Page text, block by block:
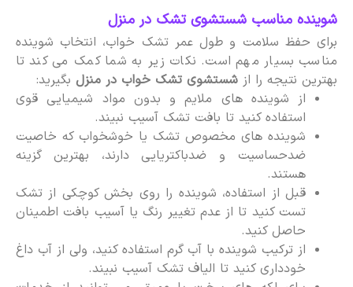
شوینده مناسب شستشوی تشک در منزل
برای حفظ سلامت و طول عمر تشک خواب، انتخاب شوینده
مناسب بسیار مهم است. نکات زیر به شما کمک می کند تا
بهترین نتیجه را از شستشوی تشک خواب در منزلبگیرید:
از شوینده های ملایم و بدون مواد شیمیایی قوی
استفاده کنید تا بافت تشک آسیب نبیند.
شوینده های مخصوص تشک یا خوشخواب که خاصیت
ضدحساسیت و ضدباکتریایی دارند، بهترین گزینه
هستند.
قبل از استفاده، شوینده را روی بخش کوچکی از تشک
تست کنید تا از عدم تغییر رنگ یا آسیب بافت اطمینان
حاصل کنید.
از ترکیب شوینده با آب گرم استفاده کنید، ولی از آب داغ
خودداری کنید تا الیاف تشک آسیب نبیند.